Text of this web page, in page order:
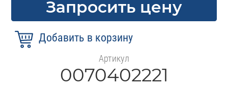
Запросить цену
Артикул
0070402221